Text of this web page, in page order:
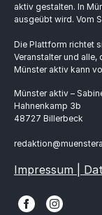
aktiv gestalten. In
ausgeübt wird. Vom
Die Plattform richtet
Veranstalter und alle,
Münster aktiv kann
Münster aktiv –
Hahnenkamp 3b
48727 Billerbeck
Impressum |